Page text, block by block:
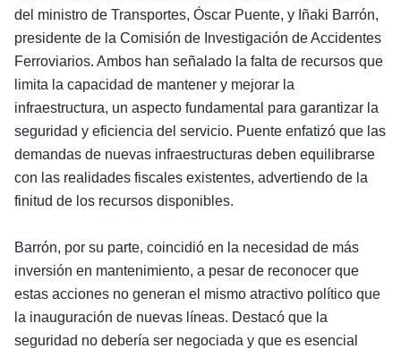
del ministro de Transportes, Óscar Puente, y Iñaki Barrón,
presidente de la Comisión de Investigación de Accidentes
Ferroviarios. Ambos han señalado la falta de recursos que
limita la capacidad de mantener y mejorar la
infraestructura, un aspecto fundamental para garantizar la
seguridad y eficiencia del servicio. Puente enfatizó que las
demandas de nuevas infraestructuras deben equilibrarse
con las realidades fiscales existentes, advertiendo de la
finitud de los recursos disponibles.
Barrón, por su parte, coincidió en la necesidad de más
inversión en mantenimiento, a pesar de reconocer que
estas acciones no generan el mismo atractivo político que
la inauguración de nuevas líneas. Destacó que la
seguridad no debería ser negociada y que es esencial